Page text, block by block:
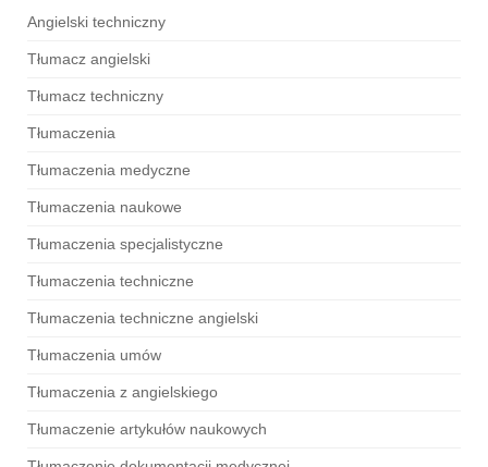
Angielski techniczny
Tłumacz angielski
Tłumacz techniczny
Tłumaczenia
Tłumaczenia medyczne
Tłumaczenia naukowe
Tłumaczenia specjalistyczne
Tłumaczenia techniczne
Tłumaczenia techniczne angielski
Tłumaczenia umów
Tłumaczenia z angielskiego
Tłumaczenie artykułów naukowych